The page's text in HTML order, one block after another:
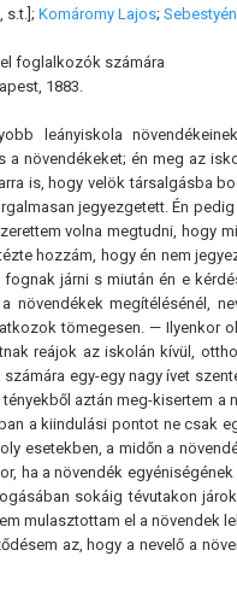
s.t.]; Komáromy Lajos;
foglalkozók számára
1883.
leányiskola
növendékeket; én meg az
is, hogy velök társalgásba
jegyezgetett. Én
volna megtudni, hogy
hozzám, hogy én nem
járni s miután én e
megítélésénél,
tömegesen. — Ilyenkor
reájok az iskolán kívül,
egy-egy nagy ívet
aztán meg-kisertem
a kiindulási pontot ne csak
esetekben, a midőn a
ha a növendék
sokáig tévutakon
mulasztottam el a növendek
az, hogy a nevelő a